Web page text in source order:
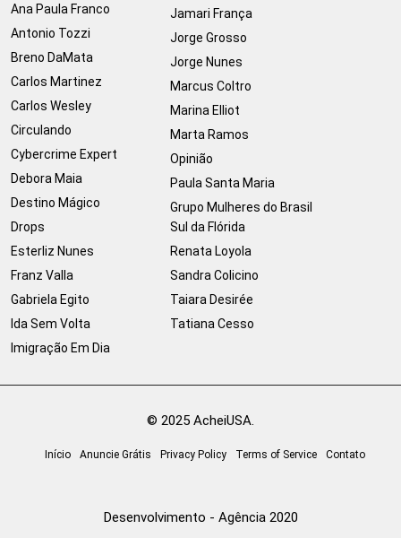
Ana Paula Franco
Antonio Tozzi
Breno DaMata
Carlos Martinez
Carlos Wesley
Circulando
Cybercrime Expert
Debora Maia
Destino Mágico
Drops
Esterliz Nunes
Franz Valla
Gabriela Egito
Ida Sem Volta
Imigração Em Dia
Jamari França
Jorge Grosso
Jorge Nunes
Marcus Coltro
Marina Elliot
Marta Ramos
Opinião
Paula Santa Maria
Grupo Mulheres do Brasil
Sul da Flórida
Renata Loyola
Sandra Colicino
Taiara Desirée
Tatiana Cesso
© 2025 AcheiUSA.
Início Anuncie Grátis Privacy Policy Terms of Service Contato
Desenvolvimento - Agência 2020